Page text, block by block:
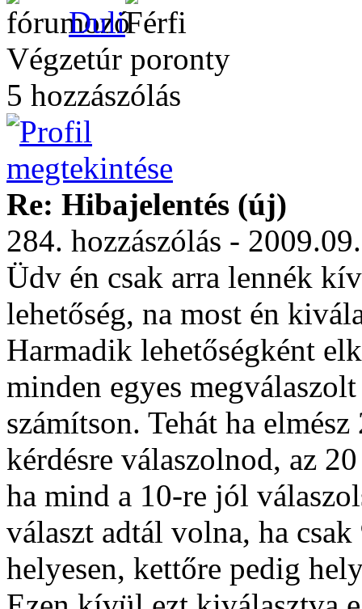
Duli
Végzetúr poronty
5 hozzászólás
Re: Hibajelentés (új)
284. hozzászólás -
Üdv én csak arra lennék
lehetőség, na most én
Harmadik lehetőségként
minden egyes
számítson. Tehát ha
kérdésre válaszolnod, az
ha mind a 10-re jól
választ adtál volna, ha
helyesen, kettőre pedig